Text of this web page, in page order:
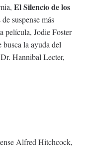
El Silencio de los
suspense más
película, Jodie Foster
la ayuda del
Hannibal Lecter,
Alfred Hitchcock,